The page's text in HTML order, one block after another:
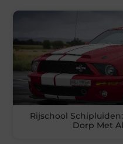
Rijschool
Dorp Met